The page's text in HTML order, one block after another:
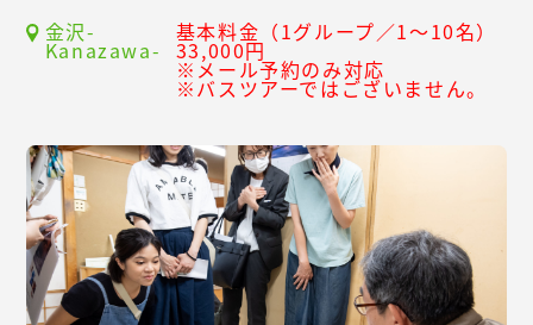
金沢-
Kanazawa-
基本料金（1グループ／1～10名）
33,000円
※メール予約のみ対応
※バスツアーではございません。